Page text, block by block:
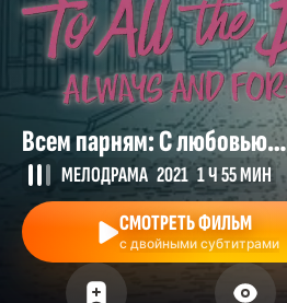
Всем парням: С любовью…
МЕЛОДРАМА 2021 1 Ч 55 МИН
СМОТРЕТЬ ФИЛЬМ
с двойными субтитрами